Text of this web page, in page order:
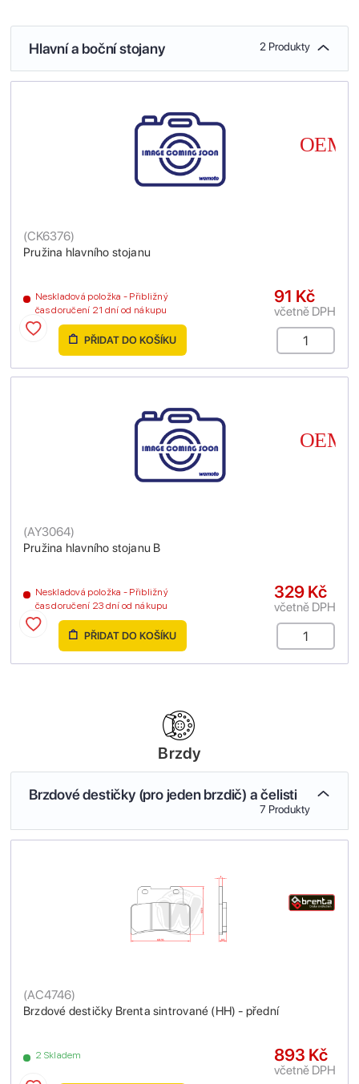
Hlavní a boční stojany 2 Produkty
Pružina hlavního stojanu
(CK6376)
Neskladová položka - Přibližný
čas doručení 21 dní od nákupu
91 Kč
včetně DPH
PŘIDAT DO KOŠÍKU
Pružina hlavního stojanu B
(AY3064)
Neskladová položka - Přibližný
čas doručení 23 dní od nákupu
329 Kč
včetně DPH
PŘIDAT DO KOŠÍKU
Brzdy
Brzdové destičky (pro jeden brzdič) a čelisti
7 Produkty
Brzdové destičky Brenta sintrované (HH) - přední
(AC4746)
2 Skladem 893 Kč
včetně DPH